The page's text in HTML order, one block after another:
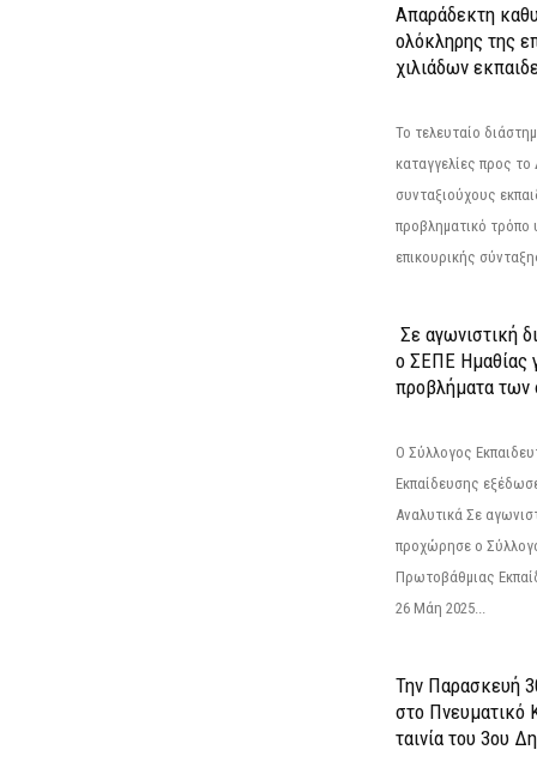
Απαράδεκτη
ολόκληρης της
χιλιάδων
Το τελευταίο
καταγγελίες προς
συνταξιούχους
προβληματικό τρόπο
επικουρικής
Σε αγωνιστική
ο ΣΕΠΕ Ημαθίας
προβλήματα των
Ο Σύλλογος
Εκπαίδευσης
Αναλυτικά Σε
προχώρησε ο
Πρωτοβάθμιας
26 Μάη 2025...
Την Παρασκευή
στο Πνευματικό
ταινία του 3ου